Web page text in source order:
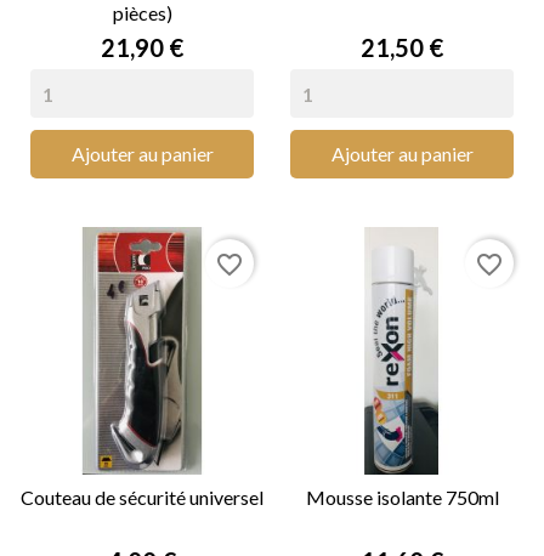
pièces)
Prix
21,90 €
Ajouter au panier
Prix
21,50 €
Ajouter au panier
Couteau de sécurité universel
favorite_border
Mousse isolante 750ml
favorite_border